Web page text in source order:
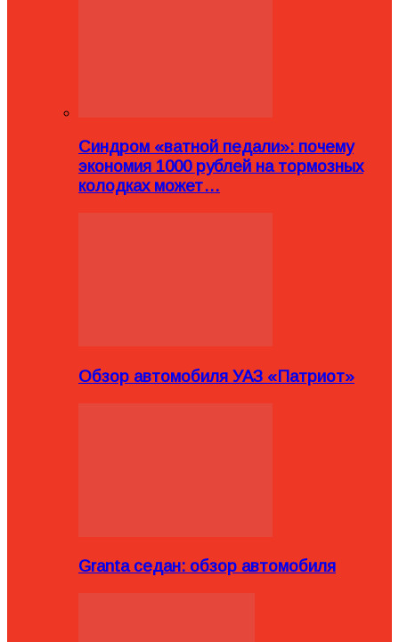
Синдром «ватной педали»: почему
экономия 1000 рублей на тормозных
колодках может…
Обзор автомобиля УАЗ «Патриот»
Granta седан: обзор автомобиля